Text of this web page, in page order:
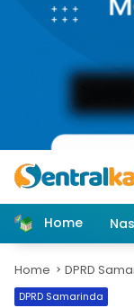
Home
Home DPRD
DPRD Samarinda